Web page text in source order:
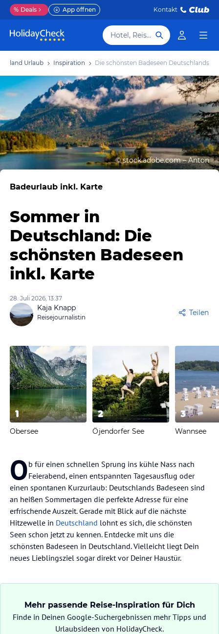
% Deals App öffnen Kontakt
Hotel, Reiseziel
Urlaub Inspiration Die schönsten Badeseen Deutschlands
©stock.adobe.com – Anton
Badeurlaub inkl. Karte
Sommer in
Deutschland: Die
schönsten Badeseen
inkl. Karte
28. Juli 2026, 13:37
Kaja Knapp
Reisejournalistin
Teilen
1
Obersee
2
Öjendorfer See
3
Wannsee
Ob für einen schnellen Sprung ins kühle Nass nach
Feierabend, einen entspannten Tagesausflug oder
einen spontanen Kurzurlaub: Deutschlands Badeseen sind
an heißen Sommertagen die perfekte Adresse für eine
erfrischende Auszeit. Gerade mit Blick auf die nächste
Hitzewelle in Deutschland lohnt es sich, die schönsten
Seen schon jetzt zu kennen. Entdecke mit uns die
schönsten Badeseen in Deutschland. Vielleicht liegt Dein
neues Lieblingsziel sogar direkt vor Deiner Haustür.
Mehr passende Reise-Inspiration für Dich
Finde in Deinen Google-Suchergebnissen mehr Tipps und
Urlaubsideen von HolidayCheck.